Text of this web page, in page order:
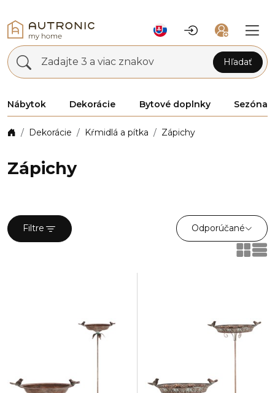
Zadajte 3 a viac znakov Hľadať
Nábytok Dekorácie Bytové doplnky Sezóna
Dekorácie Kŕmidlá a pítka Zápichy
Zápichy
Filtre Odporúčané